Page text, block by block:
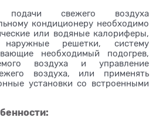
подачи свежего воздуха
кондиционеру необходимо
или водяные калориферы,
решетки, систему
необходимый подогрев,
воздуха и управление
воздуха, или применять
установки со встроенными